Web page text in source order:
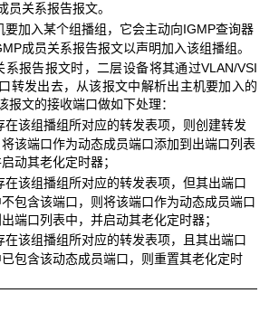
员关系报告报文。
加入某个组播组，它会主动向IGMP查询器
成员关系报告报文以声明加入该组播组。
系报告报文时，二层设备将其通过VLAN/VSI
转发出去，从该报文中解析出主机要加入的
报文的接收端口做如下处理：
该组播组所对应的转发表项，则创建转发
该端口作为动态成员端口添加到出端口列表
动其老化定时器；
该组播组所对应的转发表项，但其出端口
包含该端口，则将该端口作为动态成员端口
端口列表中，并启动其老化定时器；
该组播组所对应的转发表项，且其出端口
包含该动态成员端口，则重置其老化定时